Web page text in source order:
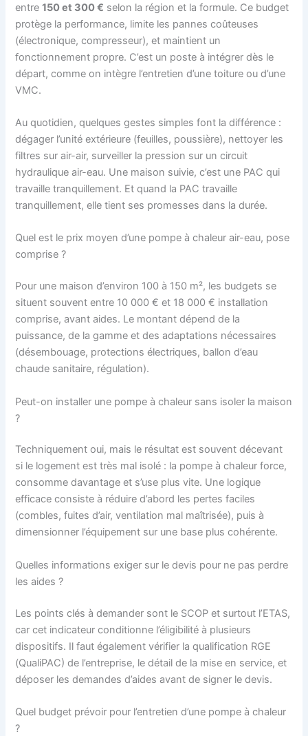
entre150 et 300 € selon la région et la formule. Ce budget
protège la performance, limite les pannes coûteuses
(électronique, compresseur), et maintient un
fonctionnement propre. C’est un poste à intégrer dès le
départ, comme on intègre l’entretien d’une toiture ou d’une
VMC.
Au quotidien, quelques gestes simples font la différence :
dégager l’unité extérieure (feuilles, poussière), nettoyer les
filtres sur air-air, surveiller la pression sur un circuit
hydraulique air-eau. Une maison suivie, c’est une PAC qui
travaille tranquillement. Et quand la PAC travaille
tranquillement, elle tient ses promesses dans la durée.
Quel est le prix moyen d’une pompe à chaleur air-eau, pose
comprise ?
Pour une maison d’environ 100 à 150 m², les budgets se
situent souvent entre 10 000 € et 18 000 € installation
comprise, avant aides. Le montant dépend de la
puissance, de la gamme et des adaptations nécessaires
(désembouage, protections électriques, ballon d’eau
chaude sanitaire, régulation).
Peut-on installer une pompe à chaleur sans isoler la maison
?
Techniquement oui, mais le résultat est souvent décevant
si le logement est très mal isolé : la pompe à chaleur force,
consomme davantage et s’use plus vite. Une logique
efficace consiste à réduire d’abord les pertes faciles
(combles, fuites d’air, ventilation mal maîtrisée), puis à
dimensionner l’équipement sur une base plus cohérente.
Quelles informations exiger sur le devis pour ne pas perdre
les aides ?
Les points clés à demander sont le SCOP et surtout l’ETAS,
car cet indicateur conditionne l’éligibilité à plusieurs
dispositifs. Il faut également vérifier la qualification RGE
(QualiPAC) de l’entreprise, le détail de la mise en service, et
déposer les demandes d’aides avant de signer le devis.
Quel budget prévoir pour l’entretien d’une pompe à chaleur
?